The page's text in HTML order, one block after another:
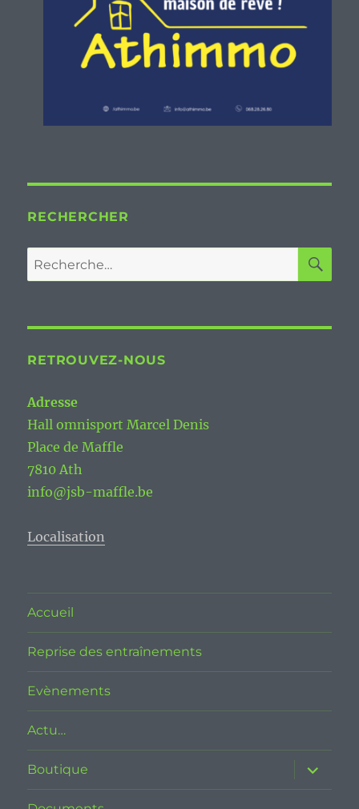
RECHERCHER
Recherche
pour :
RETROUVEZ-NOUS
Adresse
Hall omnisport Marcel Denis
Place de Maffle
7810 Ath
info@jsb-maffle.be
Localisation
Accueil
Reprise des entraînements
Evènements
Actu…
Boutique
ouvrir
le
sous-